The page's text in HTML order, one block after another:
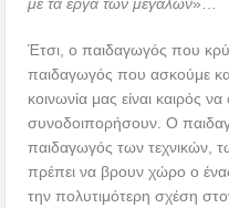
Έτσι, ο παιδαγωγός που
παιδαγωγός που ασκούμε
κοινωνία μας είναι καιρός
συνοδοιπορήσουν. Ο
παιδαγωγός των τεχνικών,
πρέπει να βρουν χώρο ο
την πολυτιμότερη σχέση